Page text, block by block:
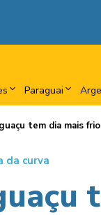
Paraguai
tem dia mais
da curva